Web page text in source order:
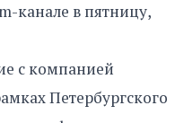
канале в пятницу,
с компанией
Петербургского